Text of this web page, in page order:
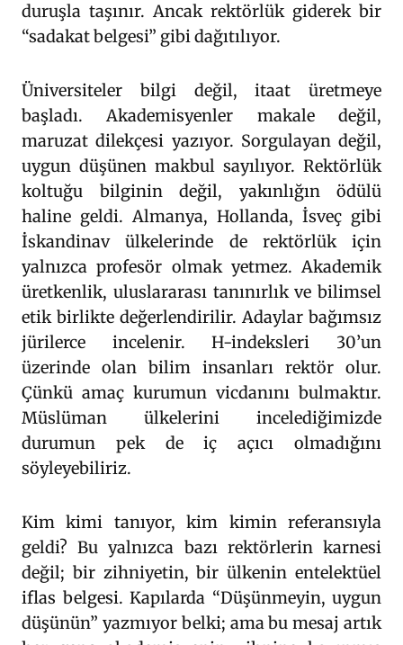
duruşla taşınır. Ancak rektörlük giderek bir
“sadakat belgesi” gibi dağıtılıyor.
Üniversiteler bilgi değil, itaat üretmeye
başladı. Akademisyenler makale değil,
maruzat dilekçesi yazıyor. Sorgulayan değil,
uygun düşünen makbul sayılıyor. Rektörlük
koltuğu bilginin değil, yakınlığın ödülü
haline geldi. Almanya, Hollanda, İsveç gibi
İskandinav ülkelerinde de rektörlük için
yalnızca profesör olmak yetmez. Akademik
üretkenlik, uluslararası tanınırlık ve bilimsel
etik birlikte değerlendirilir. Adaylar bağımsız
jürilerce incelenir. H-indeksleri 30’un
üzerinde olan bilim insanları rektör olur.
Çünkü amaç kurumun vicdanını bulmaktır.
Müslüman ülkelerini incelediğimizde
durumun pek de iç açıcı olmadığını
söyleyebiliriz.
Kim kimi tanıyor, kim kimin referansıyla
geldi? Bu yalnızca bazı rektörlerin karnesi
değil; bir zihniyetin, bir ülkenin entelektüel
iflas belgesi. Kapılarda “Düşünmeyin, uygun
düşünün” yazmıyor belki; ama bu mesaj artık